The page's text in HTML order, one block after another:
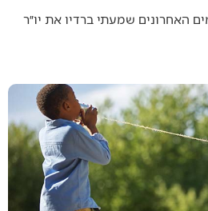
האחרונים שמעתי ברדיו את יו״ר